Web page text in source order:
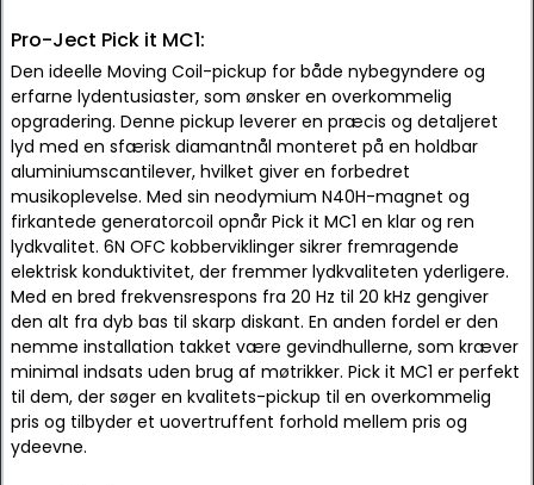
Pro-Ject Pick it MC1:
Den ideelle Moving Coil-pickup for både nybegyndere og
erfarne lydentusiaster, som ønsker en overkommelig
opgradering. Denne pickup leverer en præcis og detaljeret
lyd med en sfærisk diamantnål monteret på en holdbar
aluminiumscantilever, hvilket giver en forbedret
musikoplevelse. Med sin neodymium N40H-magnet og
firkantede generatorcoil opnår Pick it MC1 en klar og ren
lydkvalitet. 6N OFC kobberviklinger sikrer fremragende
elektrisk konduktivitet, der fremmer lydkvaliteten yderligere.
Med en bred frekvensrespons fra 20 Hz til 20 kHz gengiver
den alt fra dyb bas til skarp diskant. En anden fordel er den
nemme installation takket være gevindhullerne, som kræver
minimal indsats uden brug af møtrikker. Pick it MC1 er perfekt
til dem, der søger en kvalitets-pickup til en overkommelig
pris og tilbyder et uovertruffent forhold mellem pris og
ydeevne.